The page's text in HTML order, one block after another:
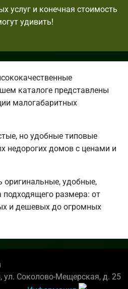
услуг и конечная стоимость
удивить!
каталоге представлены
малогабаритных
но удобные типовые
недорогих домов с ценами и
удобные,
размера: от
и дешевых до огромных
ул. Соколово-Мещерская, д. 25